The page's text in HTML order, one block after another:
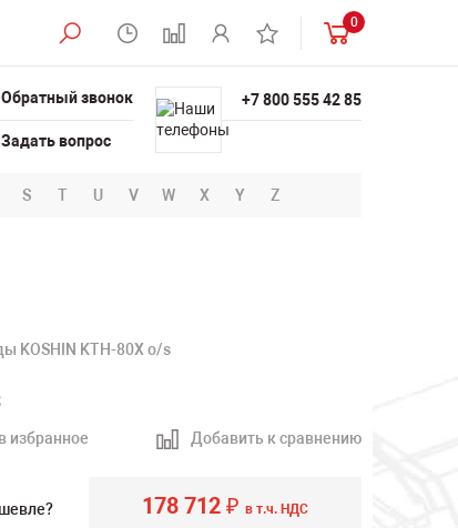
0
Обратный звонок
Задать вопрос
+7 800 555 42 85
S T U V W X Y Z
KOSHIN KTH-80X o/s
избранное Добавить к сравнению
178 712 ₽ в т.ч. НДС